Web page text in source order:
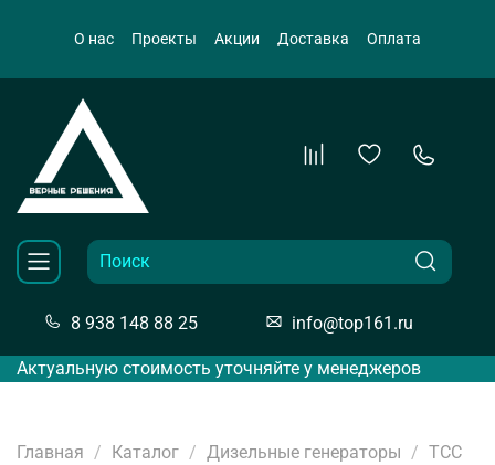
О нас Проекты Акции Доставка Оплата
8 938 148 88 25 info@top161.ru
Актуальную стоимость уточняйте у менеджеров
Главная Каталог Дизельные генераторы ТСС